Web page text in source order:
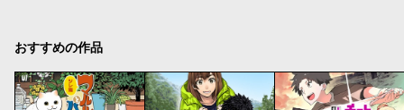
おすすめの作品